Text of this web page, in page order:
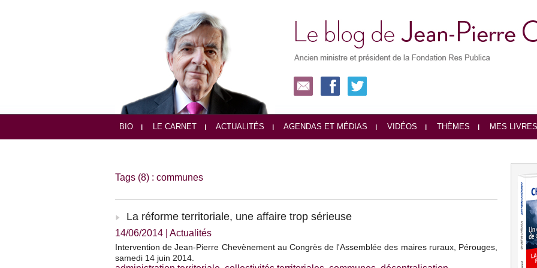
BIO LE CARNET ACTUALITÉS AGENDAS ET MÉDIAS VIDÉOS THÈMES MES LIVRES
Tags (8) : communes
La réforme territoriale, une affaire trop sérieuse
14/06/2014 Actualités
Intervention de Jean-Pierre Chevènement au Congrès de l'Assemblée des maires ruraux, Pérouges,
samedi 14 juin 2014.